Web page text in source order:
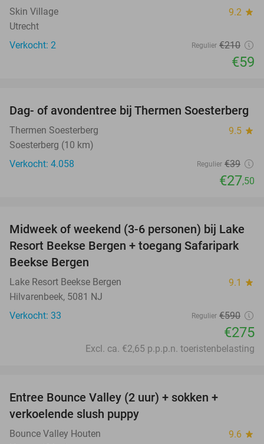
Skin Village 9.2 star
Utrecht
Verkocht: 2
Regulier €210
€59
29%
Dag- of avondentree bij Thermen Soesterberg
Thermen Soesterberg 9.5 star
Soesterberg (10 km)
Verkocht: 4.058
Regulier €39
€27,50
53%
Midweek of weekend (3-6 personen) bij Lake
Resort Beekse Bergen + toegang Safaripark
Beekse Bergen
Lake Resort Beekse Bergen 9.1 star
Hilvarenbeek, 5081 NJ
Verkocht: 33
Regulier €590
€275
Excl. ca. €2,65 p.p.p.n. toeristenbelasting
Entree Bounce Valley (2 uur) + sokken +
verkoelende slush puppy
Bounce Valley Houten 9.6 star